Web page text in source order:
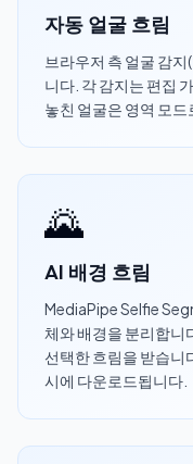
자동 얼굴 흐림
브라우저 측 얼굴 감
니다. 각 감지는 편집
놓친 얼굴은 영역 모드
🌄
AI 배경 흐림
MediaPipe Selfie
체와 배경을 분리합니
선택한 흐림을 받습니
시에 다운로드됩니다.